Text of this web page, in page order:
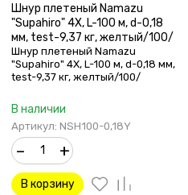
Шнур плетеный Namazu
"Supahiro" 4Х, L-100 м, d-0,18
мм, test-9,37 кг, желтый/100/
Шнур плетеный Namazu
"Supahiro" 4Х, L-100 м, d-0,18 мм,
test-9,37 кг, желтый/100/
В наличии
Артикул: NSH100-0,18Y
– +
В корзину